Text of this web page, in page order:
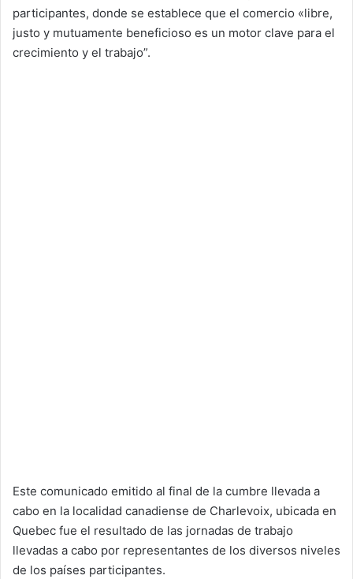
participantes, donde se establece que el comercio «libre,
justo y mutuamente beneficioso es un motor clave para el
crecimiento y el trabajo”.
Este comunicado emitido al final de la cumbre llevada a
cabo en la localidad canadiense de Charlevoix, ubicada en
Quebec fue el resultado de las jornadas de trabajo
llevadas a cabo por representantes de los diversos niveles
de los países participantes.